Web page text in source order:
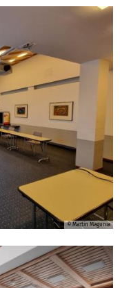
© Martin Magunia